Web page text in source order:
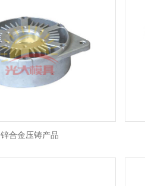
锌合金压铸产品